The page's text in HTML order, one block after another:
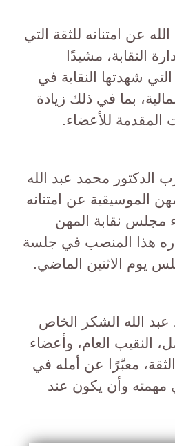
عن امتنانه للثقة التي
النقابة، مشيدًا
شهدتها النقابة في
بما في ذلك زيادة
المقدمة للأعضاء.
الدكتور محمد عبد الله
الموسيقية عن امتنانه
مجلس نقابة المهن
هذا المنصب في جلسة
يوم الاثنين الماضي.
الله الشكر الخاص
النقيب العام، وأعضاء
معبّرًا عن أمله في
مهمته وأن يكون عند